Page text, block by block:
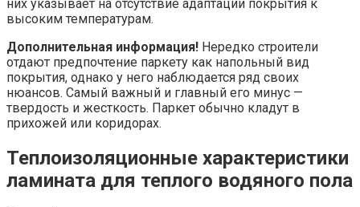
них указывает на отсутствие адаптации покрытия к
высоким температурам.
Дополнительная информация! Нередко строители
отдают предпочтение паркету как напольный вид
покрытия, однако у него наблюдается ряд своих
нюансов. Самый важный и главный его минус —
твердость и жесткость. Паркет обычно кладут в
прихожей или коридорах.
Теплоизоляционные характеристики
ламината для теплого водяного пола